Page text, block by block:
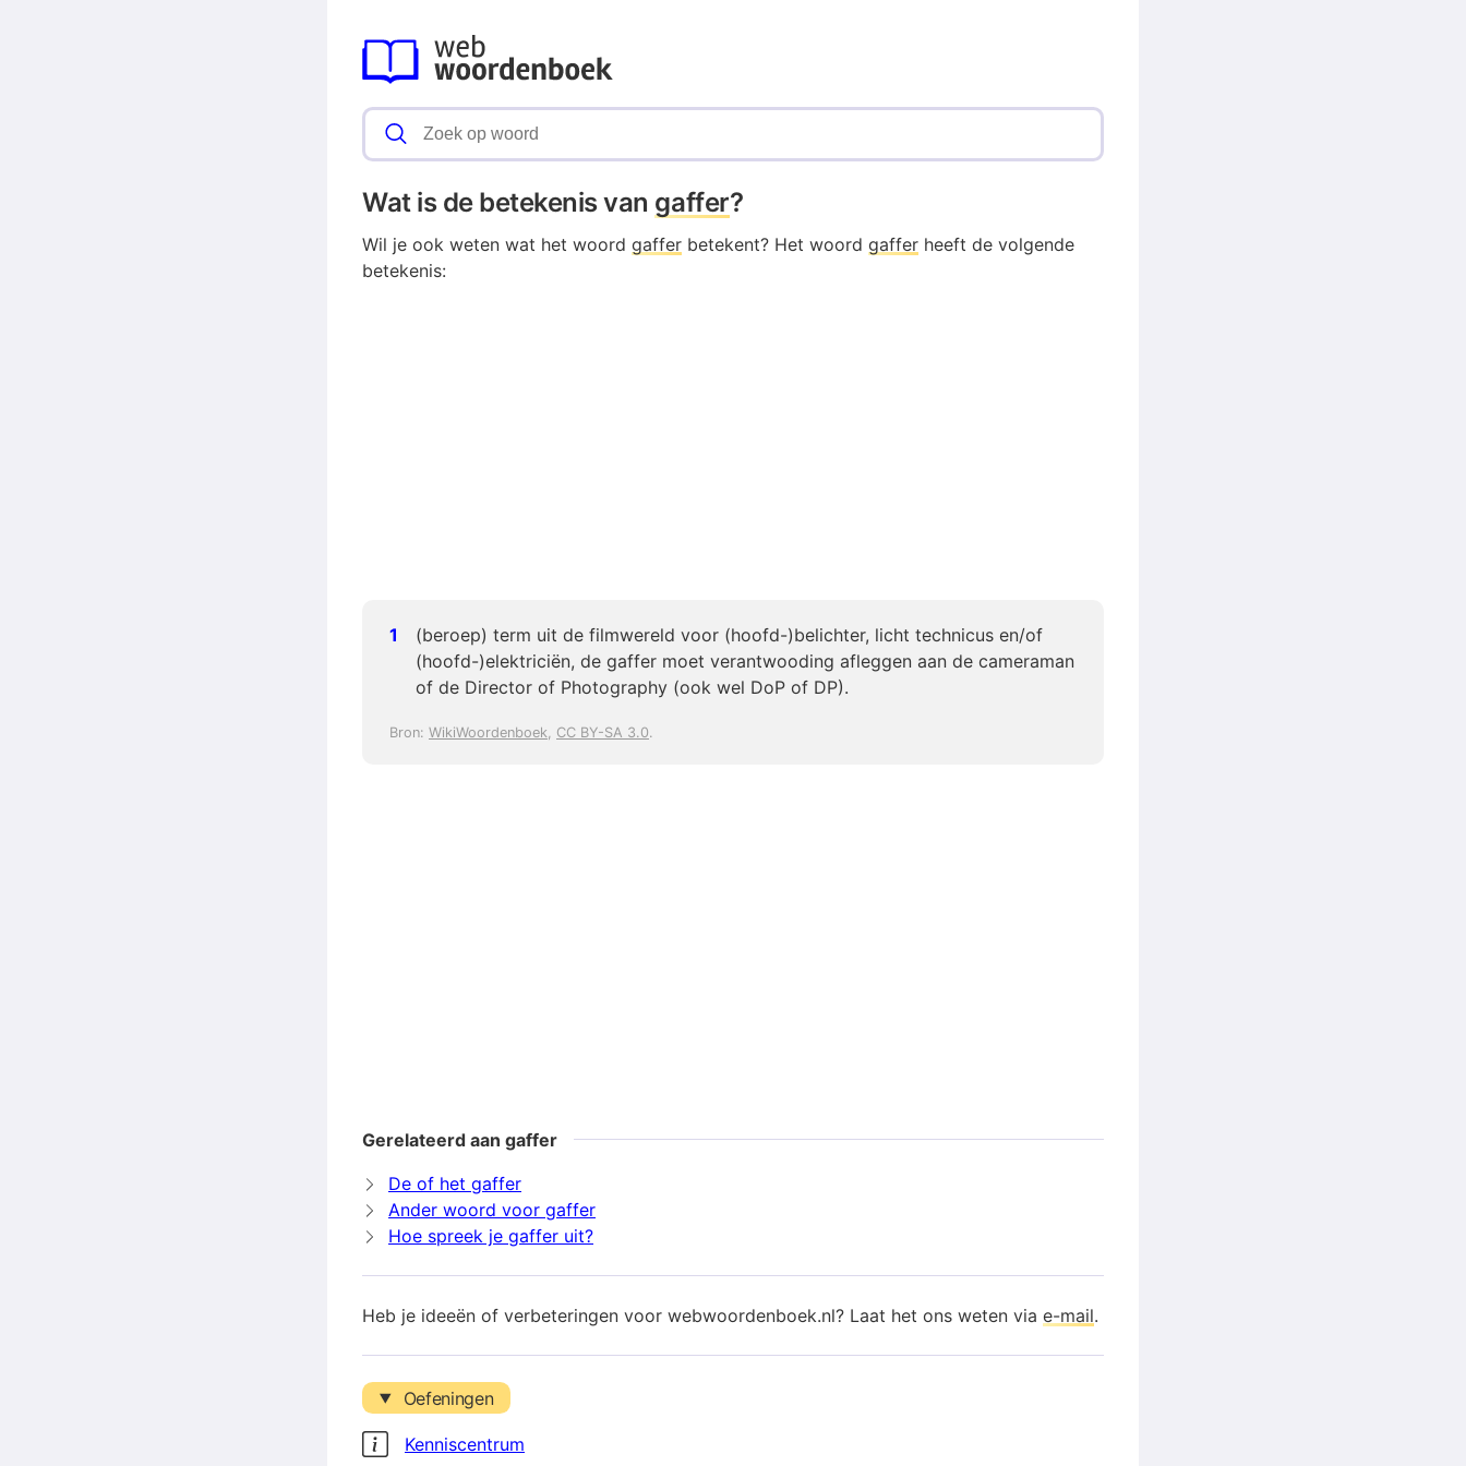
Wat is de betekenis van gaffer?
Wil je ook weten wat het woord gaffer betekent? Het woord gaffer heeft de volgende
betekenis:
(beroep) term uit de filmwereld voor (hoofd-)belichter, licht technicus en/of
(hoofd-)elektriciën, de gaffer moet verantwooding afleggen aan de cameraman
of de Director of Photography (ook wel DoP of DP).
Bron: WikiWoordenboek, CC BY-SA 3.0.
Gerelateerd aan gaffer
De of het gaffer
Ander woord voor gaffer
Hoe spreek je gaffer uit?
Heb je ideeën of verbeteringen voor webwoordenboek.nl? Laat het ons weten via e-mail.
Oefeningen
Kenniscentrum